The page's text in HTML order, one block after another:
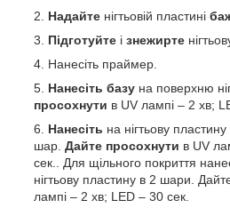
Надайте нігтьовій пластині
Підготуйте і знежирте
Нанесіть праймер.
Нанесіть базу на поверхню
просохнути в UV лампі – 2 хв;
Нанесіть на нігтьову
шар. Дайте просохнути в UV
сек.. Для щільного покриття
нігтьову пластину в 2 шари.
лампі – 2 хв; LED – 30 сек.